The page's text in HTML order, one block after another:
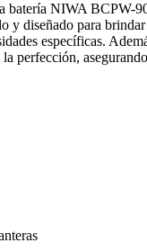
batería NIWA BCPW-
y diseñado para
específicas.
la perfección,